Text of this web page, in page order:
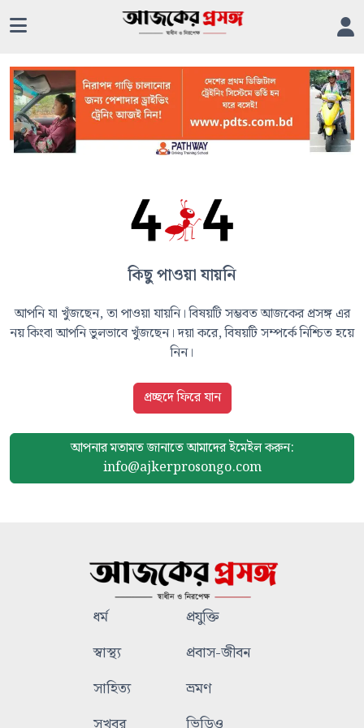
কিছু পাওয়া যায়নি
আপনি যা খুঁজছেন, তা পাওয়া যায়নি। বিষয়টি সম্ভবত আজকের প্রসঙ্গ এর
নয় কিংবা আপনি ভুলভাবে খুঁজছেন। দয়া করে, বিষয়টি সম্পর্কে নিশ্চিত হয়ে
নিন।
প্রচ্ছদে ফিরে যান
আপনার মতামত জানাতে আমাদেরইমেইল করুন:
info@ajkerprosongo.com
ধর্ম
প্রযুক্তি
স্বাস্থ্য
প্রবাস-জীবন
সাহিত্য
ভ্রমণ